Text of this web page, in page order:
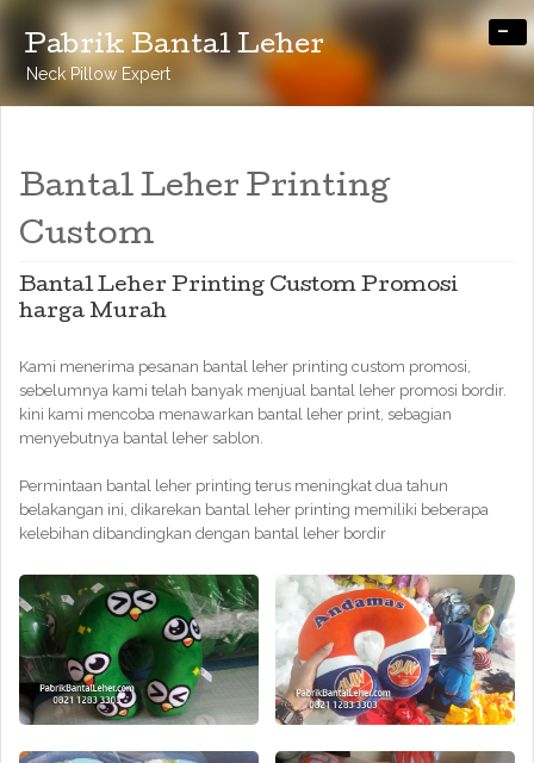
Pabrik Bantal Leher
Neck Pillow Expert
-
Bantal Leher Printing
Custom
Bantal Leher Printing Custom Promosi
harga Murah
Kami menerima pesanan bantal leher printing custom promosi,
sebelumnya kami telah banyak menjual bantal leher promosi bordir.
kini kami mencoba menawarkan bantal leher print, sebagian
menyebutnya bantal leher sablon.
Permintaan bantal leher printing terus meningkat dua tahun
belakangan ini, dikarekan bantal leher printing memiliki beberapa
kelebihan dibandingkan dengan bantal leher bordir